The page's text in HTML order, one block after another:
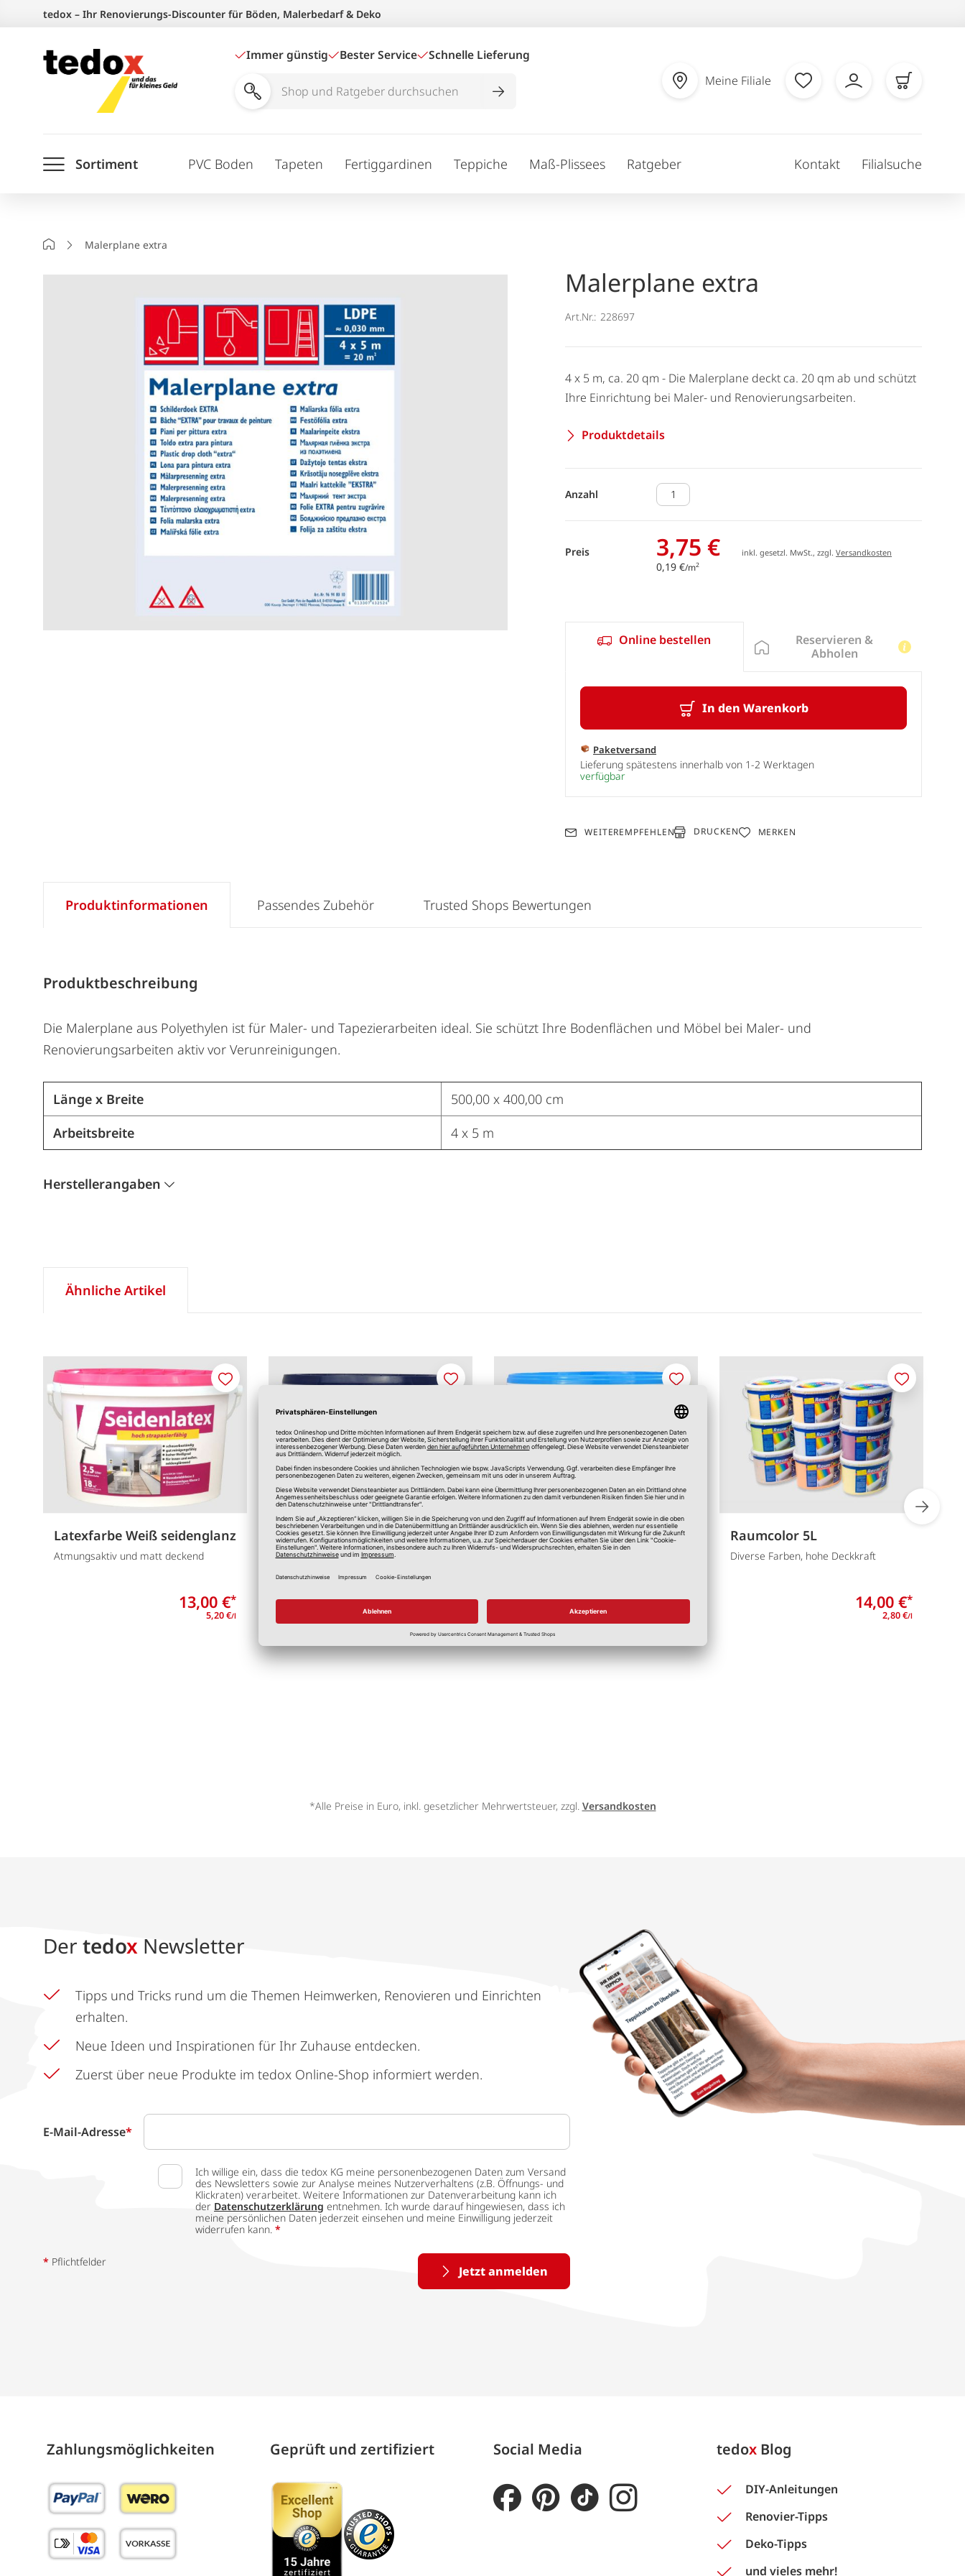
springen
tedox – Ihr Renovierungs-Discounter für Böden, Malerbedarf & Deko
Immer günstig Bester Service Schnelle Lieferung
Shop
durchsuchen
Meine Filiale
Sortiment PVC Boden Tapeten Fertiggardinen Teppiche Maß-Plissees Ratgeber Kontakt Filialsuche
StartseiteMalerplane extra
Malerplane extra
Art.Nr.: 228697
4 x 5 m, ca. 20 qm - Die Malerplane deckt ca. 20 qm ab und schützt
Ihre Einrichtung bei Maler- und Renovierungsarbeiten.
Produktdetails
Anzahl
Preis 3,75 €
0,19 €/m2
inkl. gesetzl. MwSt., zzgl.Versandkosten
Online bestellen
In den Warenkorb
Paketversand
Lieferung spätestens innerhalb von 1-2 Werktagen
verfügbar
Reservieren &
Abholen
WEITEREMPFEHLEN DRUCKEN MERKEN
Produktinformationen
Produktbeschreibung
Die Malerplane aus Polyethylen ist für Maler- und Tapezierarbeiten ideal. Sie schützt Ihre Bodenflächen und Möbel bei Maler- und
Renovierungsarbeiten aktiv vor Verunreinigungen.
Länge x Breite
500,00 x 400,00 cm
Arbeitsbreite
4 x 5 m
Herstellerangaben
Passendes Zubehör Trusted Shops Bewertungen
Ähnliche Artikel
Latexfarbe Weiß seidenglanz
Atmungsaktiv und matt deckend
13,00 €*
5,20 €/l
Merken
"einfach Schöner" Profiweiss
Deckkraft: sehr gut
7,00 €*
Merken
Fassadenfarbe
Scheuer und Wetterbeständig
13,00 €*
Merken
Raumcolor 5L
Diverse Farben, hohe Deckkraft
14,00 €*
2,80 €/l
Merken
*Alle Preise in Euro, inkl. gesetzlicher Mehrwertsteuer, zzgl. Versandkosten
Der tedox Newsletter
Tipps und Tricks rund um die Themen Heimwerken, Renovieren und Einrichten
erhalten.
Neue Ideen und Inspirationen für Ihr Zuhause entdecken.
Zuerst über neue Produkte im tedox Online-Shop informiert werden.
E-Mail-Adresse*
Ich willige ein, dass die tedox KG meine personenbezogenen Daten zum Versand
des Newsletters sowie zur Analyse meines Nutzerverhaltens (z.B. Öffnungs- und
Klickraten) verarbeitet. Weitere Informationen zur Datenverarbeitung kann ich
der Datenschutzerklärung entnehmen. Ich wurde darauf hingewiesen, dass ich
meine persönlichen Daten jederzeit einsehen und meine Einwilligung jederzeit
widerrufen kann. *
Jetzt anmelden
* Pflichtfelder
Zahlungs­möglich­keiten Geprüft und zertifiziert Social Media tedox Blog
DIY-Anleitungen
Renovier-Tipps
Deko-Tipps
und vieles mehr!